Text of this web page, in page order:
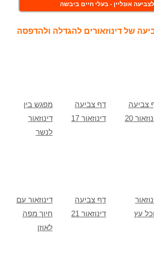
אונליין - בעלי חיים ביבשה
של דינוזאורים להגדלה ולהדפסה
מפגש בין
דינוזאור
לנשר
דף צביעה
דינוזאור 17
צביעה
20
דינוזאור עם
חיוך מפה
לאוזן
דף צביעה
דינוזאור 21
עץ